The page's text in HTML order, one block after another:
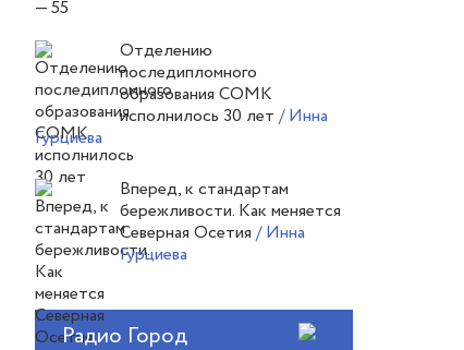
Отделению
последипломного
образования СОМК
исполнилось 30 лет/ Инна
Гурциева
Вперед, к стандартам
бережливости. Как меняется
Северная Осетия/ Инна
Гурциева
Радио Город